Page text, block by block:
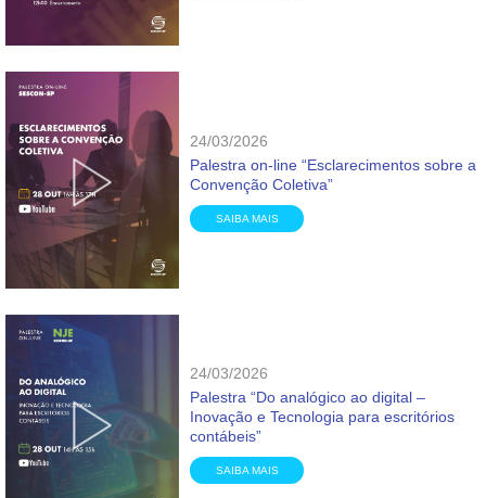
24/03/2026
Palestra on-line “Esclarecimentos sobre a
Convenção Coletiva”
SAIBA MAIS
24/03/2026
Palestra “Do analógico ao digital –
Inovação e Tecnologia para escritórios
contábeis”
SAIBA MAIS